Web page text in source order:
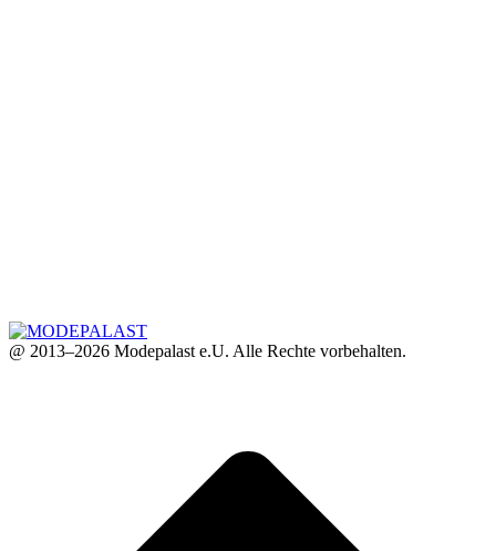
@ 2013–2026 Modepalast e.U. Alle Rechte vorbehalten.